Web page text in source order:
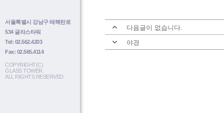
서울특별시 강남구 테헤란로
534 글라스타워
Tel: 02.562.4203
Fax: 02.565.4114
COPYRIGHT(C)
GLASS TOWER.
ALL RIGHTS RESERVED.
다음글이 없습니다.
야경